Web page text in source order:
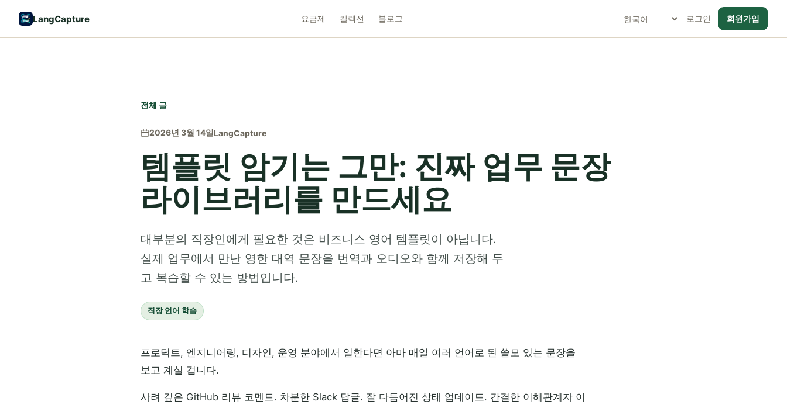
LangCapture 요금제 컬렉션 블로그 로그인 회원가입
전체 글
2026년 3월 14일LangCapture
템플릿 암기는 그만: 진짜 업무 문장
라이브러리를 만드세요
대부분의 직장인에게 필요한 것은 비즈니스 영어 템플릿이 아닙니다.
실제 업무에서 만난 영한 대역 문장을 번역과 오디오와 함께 저장해 두
고 복습할 수 있는 방법입니다.
직장 언어 학습
프로덕트, 엔지니어링, 디자인, 운영 분야에서 일한다면 아마 매일 여러 언어로 된 쓸모 있는 문장을
보고 계실 겁니다.
사려 깊은 GitHub 리뷰 코멘트. 차분한 Slack 답글. 잘 다듬어진 상태 업데이트. 간결한 이해관계자 이